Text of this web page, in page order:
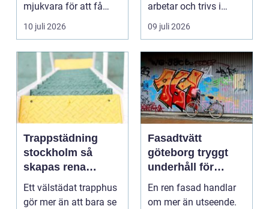
mjukvara för att få
bättre respons, mer k...
10 juli 2026
arbetar och trivs i
städer och samhällen.
Bra belysnin...
09 juli 2026
Trappstädning
stockholm så
skapas rena
trapphus som
håller över tid
Ett välstädat trapphus
gör mer än att bara se
Fasadtvätt
göteborg tryggt
underhåll för
hållbara fasader
En ren fasad handlar
om mer än utseende.